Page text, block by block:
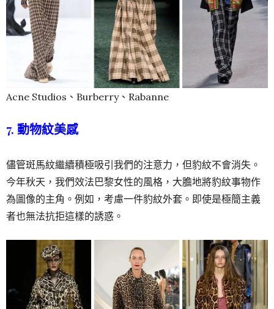
Acne Studios、Burberry、Rabanne
7. 動物紋美感
儘管斑馬紋繼續積極吸引我們的注意力，但豹紋不會消失。
今年秋天，我們效法巴黎女性的風格，大膽地將豹紋事物作
為圖像的主角。例如，考慮一件豹紋外套。即使是極簡主義
者也無法抗拒這樣的誘惑。